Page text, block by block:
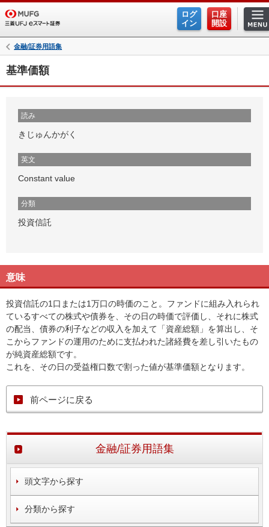
ログ
イン
口座
開設
金融/証券用語集
基準価額
読み
きじゅんかがく
英文
Constant value
分類
投資信託
意味
投資信託の1口または1万口の時価のこと。ファンドに組み入れられ
ているすべての株式や債券を、その日の時価で評価し、それに株式
の配当、債券の利子などの収入を加えて「資産総額」を算出し、そ
こからファンドの運用のために支払われた諸経費を差し引いたもの
が純資産総額です。
これを、その日の受益権口数で割った値が基準価額となります。
前ページに戻る
金融/証券用語集
頭文字から探す
分類から探す